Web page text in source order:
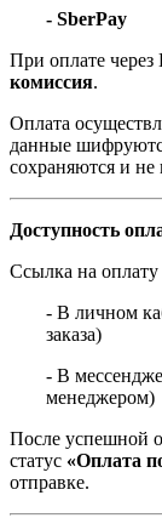
- SberPay
При оплате
комиссия.
Оплата
данные
сохраняются и не
Доступность
Ссылка на оплату
- В личном
заказа)
- В
менеджером)
После успешной
статус «Оплата
отправке.